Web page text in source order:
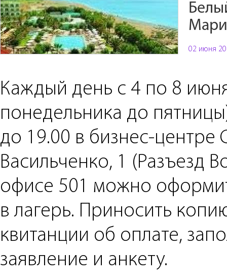
02 июня
Каждый день с 4 по 8
понедельника до
до 19.00 в бизнес-центре
Васильченко, 1 (Разъезд
офисе 501 можно
в лагерь. Приносить
квитанции об оплате,
заявление и анкету.